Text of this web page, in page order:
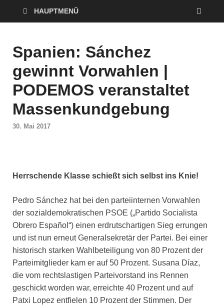
HAUPTMENÜ
Spanien: Sánchez
gewinnt Vorwahlen |
PODEMOS veranstaltet
Massenkundgebung
30. Mai 2017
Herrschende Klasse schießt sich selbst ins Knie!
Pedro Sánchez hat bei den parteiinternen Vorwahlen
der sozialdemokratischen PSOE („Partido Socialista
Obrero Español“) einen erdrutschartigen Sieg errungen
und ist nun erneut Generalsekretär der Partei. Bei einer
historisch starken Wahlbeteiligung von 80 Prozent der
Parteimitglieder kam er auf 50 Prozent. Susana Díaz,
die vom rechtslastigen Parteivorstand ins Rennen
geschickt worden war, erreichte 40 Prozent und auf
Patxi Lopez entfielen 10 Prozent der Stimmen. Der